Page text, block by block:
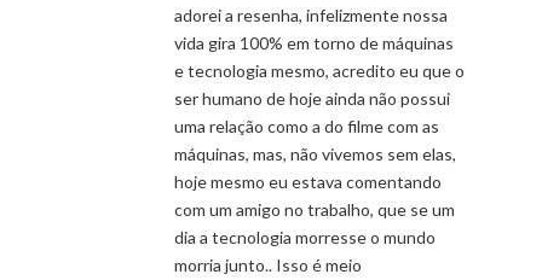
adorei a resenha, infelizmente nossa
vida gira 100% em torno de máquinas
e tecnologia mesmo, acredito eu que o
ser humano de hoje ainda não possui
uma relação como a do filme com as
máquinas, mas, não vivemos sem elas,
hoje mesmo eu estava comentando
com um amigo no trabalho, que se um
dia a tecnologia morresse o mundo
morria junto.. Isso é meio